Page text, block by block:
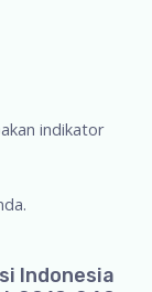
indikator
Indonesia